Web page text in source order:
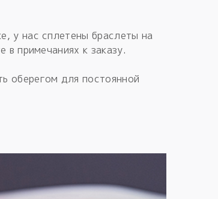
у нас сплетены браслеты на
примечаниях к заказу.
оберегом для постоянной